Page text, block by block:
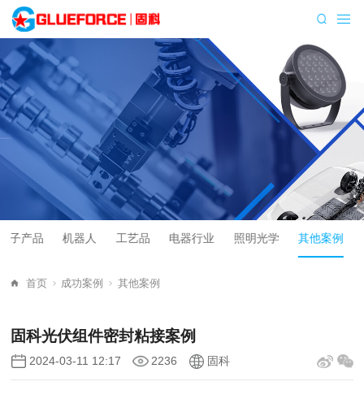
子产品 机器人 工艺品 电器行业 照明光学 其他案例
首页 成功案例 其他案例
固科光伏组件密封粘接案例
2024-03-11 12:17 2236 固科